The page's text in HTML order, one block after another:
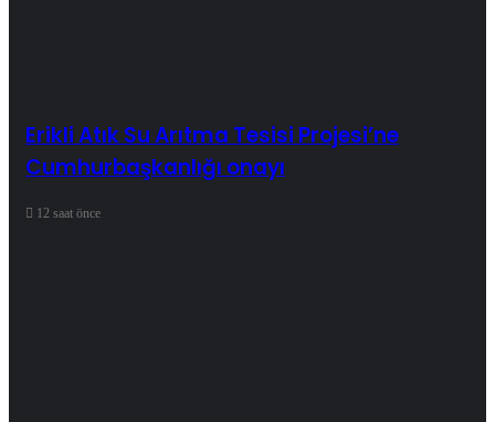
Erikli Atık Su Arıtma Tesisi Projesi’ne
Cumhurbaşkanlığı onayı
12 saat önce